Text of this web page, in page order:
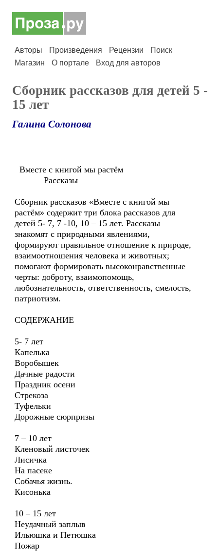
Авторы Произведения Рецензии
Поиск
Магазин
О портале Вход для авторов
Сборник рассказов для детей 5 -
15 лет
Галина Солонова
Вместе с книгой мы растём
Рассказы
Сборник рассказов «Вместе с книгой мы
растём» содержит три блока рассказов для
детей 5- 7, 7 -10, 10 – 15 лет. Рассказы
знакомят с природными явлениями,
формируют правильное отношение к природе,
взаимоотношения человека и животных;
помогают формировать высоконравственные
черты: доброту, взаимопомощь,
любознательность, ответственность, смелость,
патриотизм.
СОДЕРЖАНИЕ
5- 7 лет
Капелька
Воробышек
Дачные радости
Праздник осени
Стрекоза
Туфельки
Дорожные сюрпризы
7 – 10 лет
Кленовый листочек
Лисичка
На пасеке
Собачья жизнь.
Кисонька
10 – 15 лет
Неудачный заплыв
Ильюшка и Петюшка
Пожар